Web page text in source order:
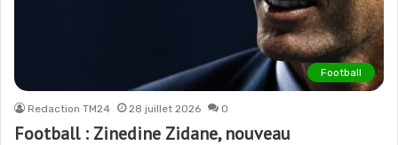
Football
Redaction TM24 28 juillet 2026 0
Football : Zinedine Zidane, nouveau